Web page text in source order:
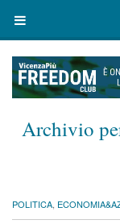
Archivio
POLITICA,